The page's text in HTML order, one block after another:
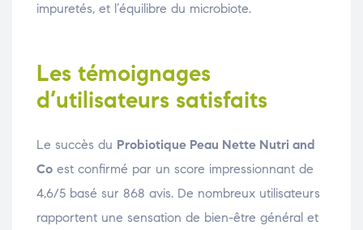
impuretés, et l’équilibre du microbiote.
Les témoignages
d’utilisateurs satisfaits
Le succès du Probiotique Peau Nette Nutri and
Co est confirmé par un score impressionnant de
4,6/5 basé sur 868 avis. De nombreux utilisateurs
rapportent une sensation de bien-être général et